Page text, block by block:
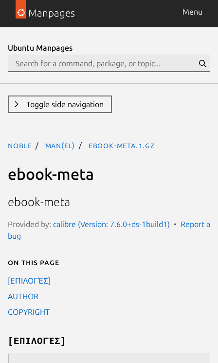
Manpages Menu
Ubuntu Manpages
Toggle side navigation
noble man(el) ebook-meta.1.gz
ebook-meta
ebook-meta
Provided by: calibre (Version: 7.6.0+ds-1build1)
Report a
bug
On this page
[ΕΠΙΛΟΓΈΣ]
AUTHOR
COPYRIGHT
[ΕΠΙΛΟΓΈΣ]